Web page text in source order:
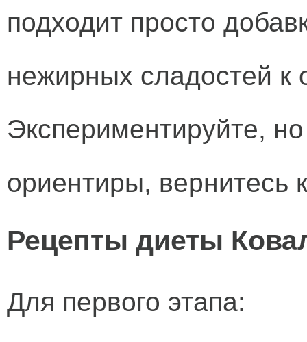
подходит просто
нежирных сладостей к
Экспериментируйте,
ориентиры, вернитесь
Рецепты диеты
Для первого этапа: